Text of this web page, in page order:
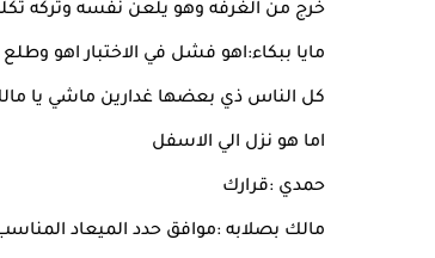
خرج من الغرفه وهو يلعن نفسه وتركه
مايا ببكاء:اهو فشل في الاختبار اهو
كل الناس ذي بعضها غدارين ماشي يا
اما هو نزل الي الاسفل
حمدي :قرارك
مالك بصلابه :موافق حدد الميعاد